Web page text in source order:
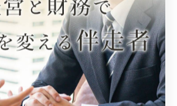
顧客管理システムに和束町の企業情報を
い地名表記と読み方の徹底が不可欠で
楽郡和束町」の誤表記や読み間違いがあ
共有ミスや検索漏れが生じやすくなりま